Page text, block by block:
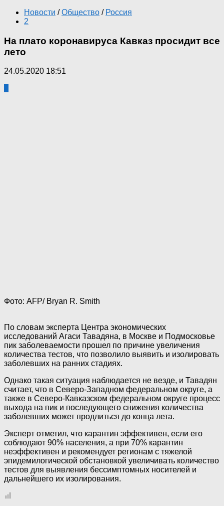
Новости / Общество / Россия
2
На плато коронавируса Кавказ просидит все
лето
24.05.2020 18:51
Фото: AFP/ Bryan R. Smith
По словам эксперта Центра экономических
исследований Агаси Тавадяна, в Москве и Подмосковье
пик заболеваемости прошел по причине увеличения
количества тестов, что позволило выявить и изолировать
заболевших на ранних стадиях.
Однако такая ситуация наблюдается не везде, и Тавадян
считает, что в Северо-Западном федеральном округе, а
также в Северо-Кавказском федеральном округе процесс
выхода на пик и последующего снижения количества
заболевших может продлиться до конца лета.
Эксперт отметил, что карантин эффективен, если его
соблюдают 90% населения, а при 70% карантин
неэффективен и рекомендует регионам с тяжелой
эпидемилогической обстановкой увеличивать количество
тестов для выявления бессимптомных носителей и
дальнейшего их изолирования.